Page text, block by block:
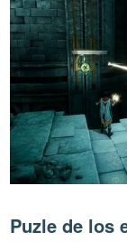
Puzle de los